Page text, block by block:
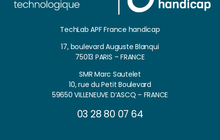
TechLab APF France handicap
17, boulevard Auguste Blanqui
75013 PARIS – FRANCE
SMR Marc Sautelet
10, rue du Petit Boulevard
59650 VILLENEUVE D’ASCQ – FRANCE
03 28 80 07 64